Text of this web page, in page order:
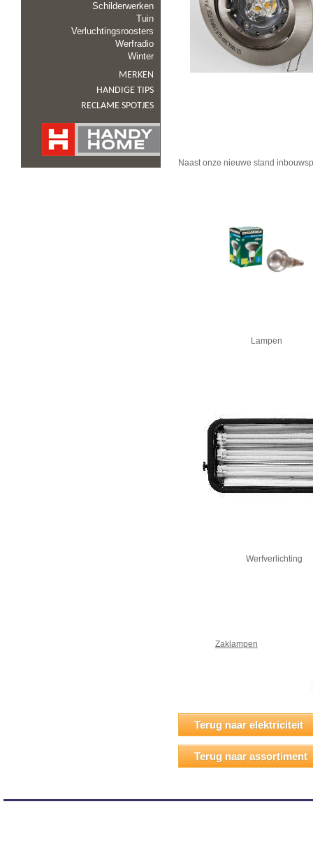
Schilderwerken
Tuin
Verluchtingsroosters
Werfradio
Winter
MERKEN
HANDIGE TIPS
RECLAME SPOTJES
Naast onze nieuwe stand
Lampen
Werfverlichting
Zaklampen
Terug naar elektriciteit
Terug naar assortiment